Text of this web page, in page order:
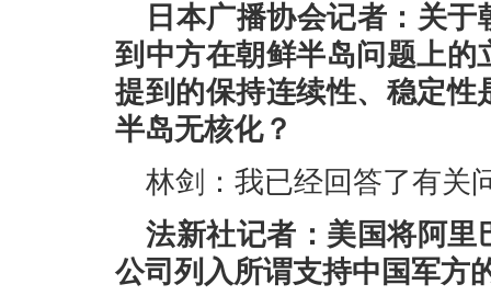
日本广播协会记者：关
到中方在朝鲜半岛问题上
提到的保持连续性、稳定
半岛无核化？
林剑：我已经回答了有关
法新社记者：美国将阿里
公司列入所谓支持中国军方